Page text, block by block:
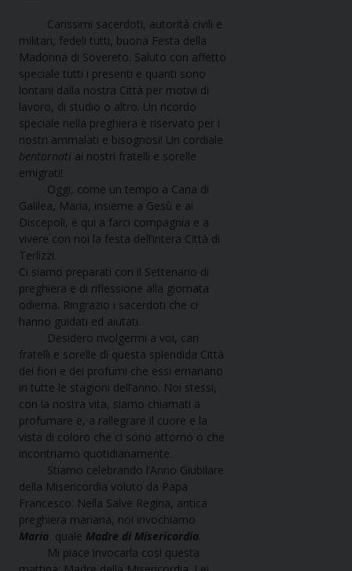
Carissimi sacerdoti, autorità civili e
militari, fedeli tutti, buona Festa della
Madonna di Sovereto. Saluto con affetto
speciale tutti i presenti e quanti sono
lontani dalla nostra Città per motivi di
lavoro, di studio o altro. Un ricordo
speciale nella preghiera è riservato per i
nostri ammalati e bisognosi! Un cordiale
bentornati ai nostri fratelli e sorelle
emigrati!
Oggi, come un tempo a Cana di
Galilea, Maria, insieme a Gesù e ai
Discepoli, è qui a farci compagnia e a
vivere con noi la festa dell’intera Città di
Terlizzi.
Ci siamo preparati con il Settenario di
preghiera e di riflessione alla giornata
odierna. Ringrazio i sacerdoti che ci
hanno guidati ed aiutati.
Desidero rivolgermi a voi, cari
fratelli e sorelle di questa splendida Città
dei fiori e dei profumi che essi emanano
in tutte le stagioni dell’anno. Noi stessi,
con la nostra vita, siamo chiamati a
profumare e, a rallegrare il cuore e la
vista di coloro che ci sono attorno o che
incontriamo quotidianamente.
Stiamo celebrando l’Anno Giubilare
della Misericordia voluto da Papa
Francesco. Nella Salve Regina, antica
preghiera mariana, noi invochiamo
Maria quale Madre di Misericordia.
Mi piace invocarla così questa